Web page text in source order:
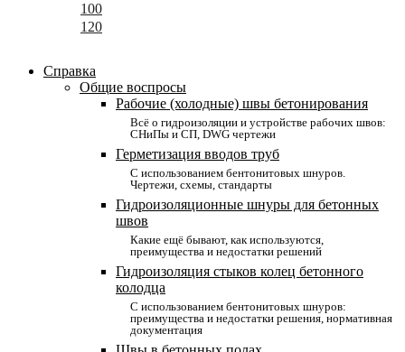
100
120
Справка
Общие воспросы
Рабочие (холодные) швы бетонирования
Всё о гидроизоляции и устройстве рабочих швов:
СНиПы и СП, DWG чертежи
Герметизация вводов труб
С использованием бентонитовых шнуров.
Чертежи, схемы, стандарты
Гидроизоляционные шнуры для бетонных
швов
Какие ещё бывают, как используются,
преимущества и недостатки решений
Гидроизоляция стыков колец бетонного
колодца
С использованием бентонитовых шнуров:
преимущества и недостатки решения, нормативная
документация